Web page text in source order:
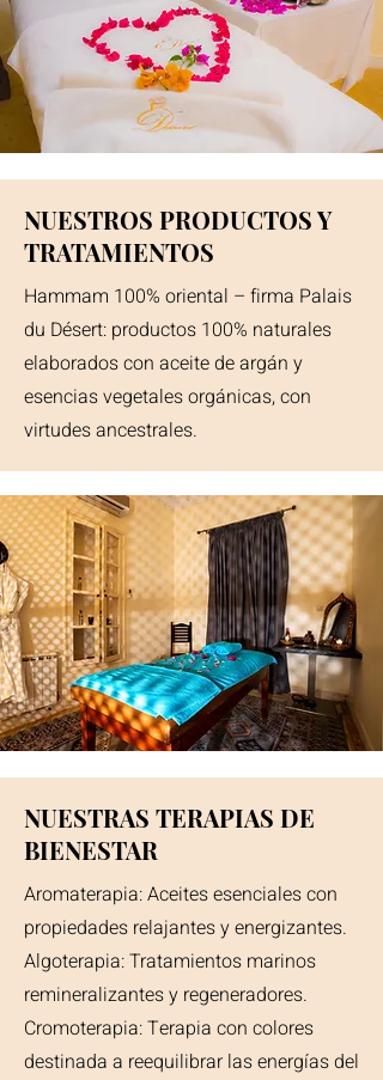
NUESTROS PRODUCTOS Y
TRATAMIENTOS
Hammam 100% oriental – firma Palais
du Désert: productos 100% naturales
elaborados con aceite de argán y
esencias vegetales orgánicas, con
virtudes ancestrales.
NUESTRAS TERAPIAS DE
BIENESTAR
Aromaterapia: Aceites esenciales con
propiedades relajantes y energizantes.
Algoterapia: Tratamientos marinos
remineralizantes y regeneradores.
Cromoterapia: Terapia con colores
destinada a reequilibrar las energías del